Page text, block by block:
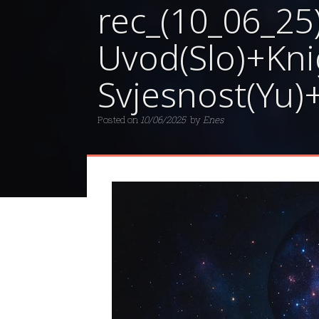
Posted on 10/06/2025 by Enes